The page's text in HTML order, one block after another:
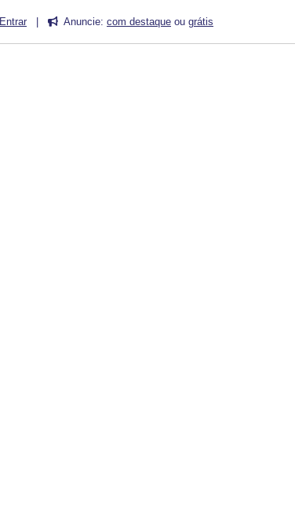
Entrar Anuncie: com destaque ou grátis